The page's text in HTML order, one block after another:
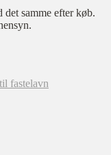
samme efter køb.